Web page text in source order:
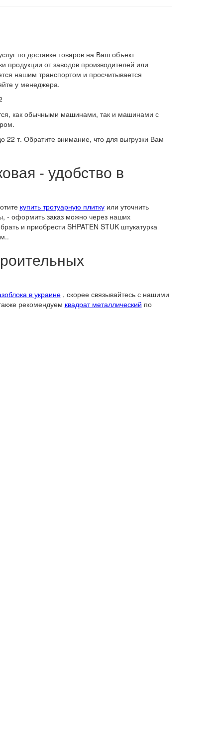
по доставке товаров на Ваш объект
от заводов производителей или
нашим транспортом и просчитывается
у менеджера.
как обычными машинами, так и машинами с
т. Обратите внимание, что для выгрузки Вам
- удобство в
купить тротуарную плиткуили уточнить
- оформить заказ можно через наших
и приобрести SHPATEN STUK штукатурка
в украине, скорее связывайтесь с нашими
рекомендуем квадрат металлический по